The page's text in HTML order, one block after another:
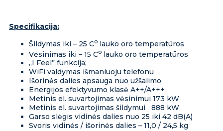
Specifikacija:
Šildymas iki – 25 Co lauko oro temperatūros
Vėsinimas iki – 15 Co lauko oro temperatūros
„I Feel” funkcija;
WiFi valdymas išmaniuoju telefonu
Išorinės dalies apsauga nuo užšalimo
Energijos efektyvumo klasė A++/A+++
Metinis el. suvartojimas vėsinimui 173 kW
Metinis el. suvartojimas šildymui 888 kW
Garso slėgis vidinės dalies nuo 25 iki 42 dB(A)
Svoris vidinės / išorinės dalies – 11,0 / 24,5 kg